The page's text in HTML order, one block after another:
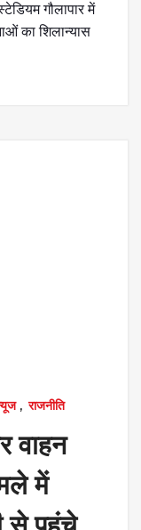
गौलापार में
का शिलान्यास
, राजनीति
वाहन
में